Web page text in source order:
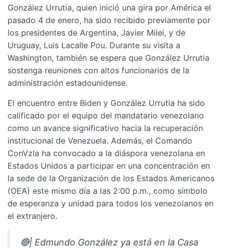
González Urrutia, quien inició una gira por América el
pasado 4 de enero, ha sido recibido previamente por
los presidentes de Argentina, Javier Milei, y de
Uruguay, Luis Lacalle Pou. Durante su visita a
Washington, también se espera que González Urrutia
sostenga reuniones con altos funcionarios de la
administración estadounidense.
El encuentro entre Biden y González Urrutia ha sido
calificado por el equipo del mandatario venezolano
como un avance significativo hacia la recuperación
institucional de Venezuela. Además, el Comando
ConVzla ha convocado a la diáspora venezolana en
Estados Unidos a participar en una concentración en
la sede de la Organización de los Estados Americanos
(OEA) este mismo día a las 2:00 p.m., como símbolo
de esperanza y unidad para todos los venezolanos en
el extranjero.
🔴| Edmundo González ya está en la Casa